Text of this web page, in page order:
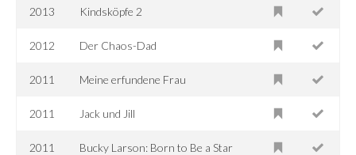
2013 Kindsköpfe 2
2012 Der Chaos-Dad
2011 Meine erfundene Frau
2011 Jack und Jill
2011 Bucky Larson: Born to Be a Star